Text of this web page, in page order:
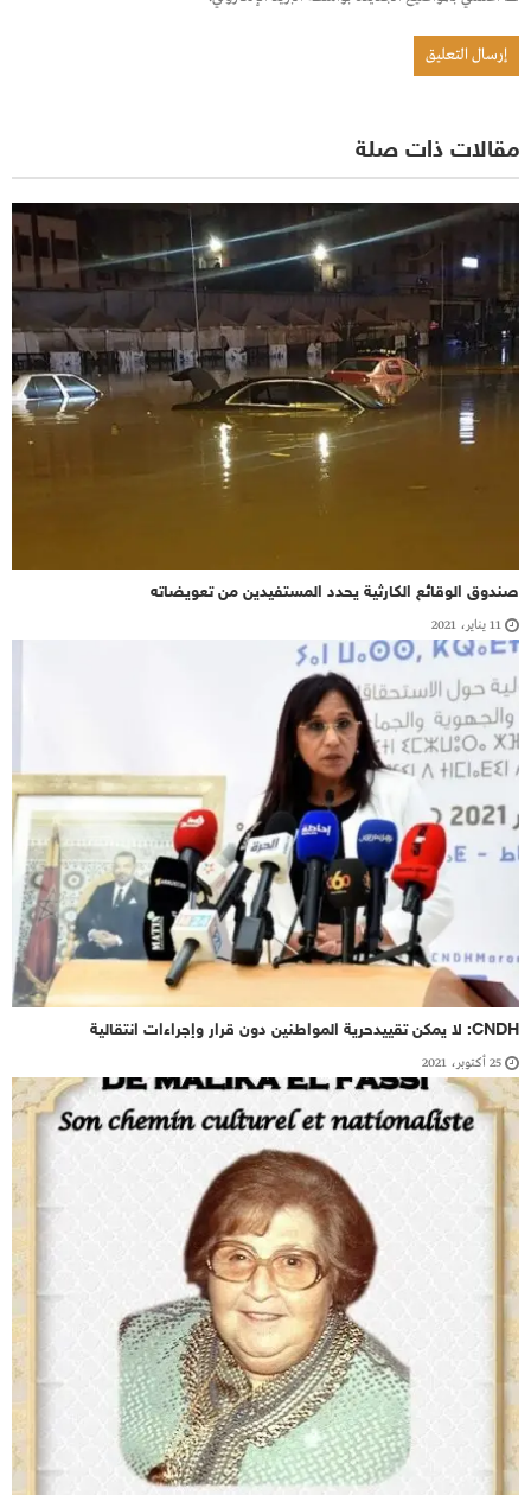
مقالات ذات صلة
صندوق الوقائع الكارثية يحدد المستفيدين من تعويضاته
11 يناير، 2021
CNDH: لا يمكن تقييدحرية المواطنين دون قرار وإجراءات انتقالية
25 أكتوبر، 2021